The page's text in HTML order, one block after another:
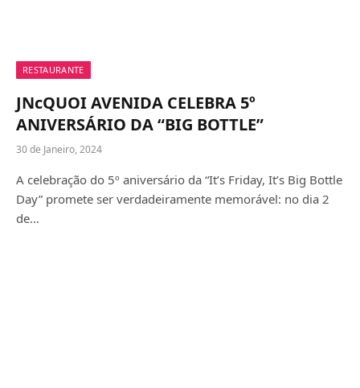
RESTAURANTE
JNcQUOI AVENIDA CELEBRA 5º
ANIVERSÁRIO DA “BIG BOTTLE”
30 de Janeiro, 2024
A celebração do 5º aniversário da “It’s Friday, It’s Big Bottle
Day” promete ser verdadeiramente memorável: no dia 2
de…